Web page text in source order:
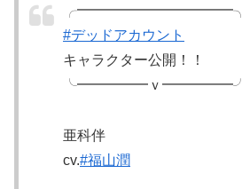
╭━━━━━━━━━━━╮
#デッドアカウント
キャラクター公開！！
╰━━━━━ｖ━━━━━╯
亜科伴
cv.#福山潤